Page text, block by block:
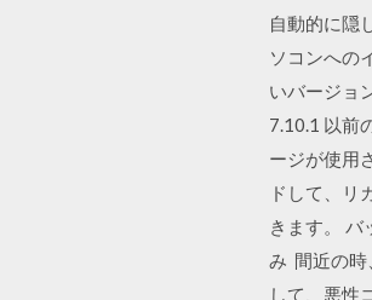
自動的に隠
ソコンへの
いバージョ
7.10.1 以前
ージが使用
ドして、リ
きます。
み 間近の時
して、悪性